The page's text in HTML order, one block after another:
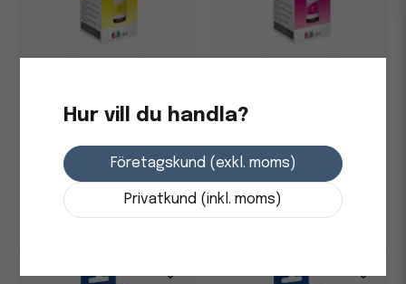
161,25 kr
Skickas från leverantör
+
193,75 kr
Skickas från leverantör
-
Hur vill du handla?
Företagskund (exkl. moms)
Privatkund (inkl. moms)